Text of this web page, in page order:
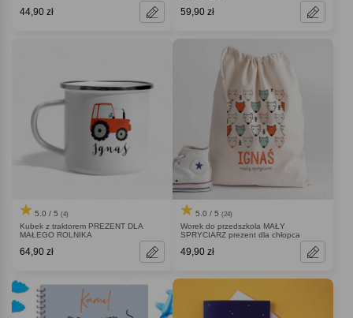
44,90 zł 59,90 zł
5.0 / 5 (4)
Kubek z traktorem PREZENT DLA
MAŁEGO ROLNIKA
64,90 zł
5.0 / 5 (24)
Worek do przedszkola MAŁY
SPRYCIARZ prezent dla chłopca
49,90 zł